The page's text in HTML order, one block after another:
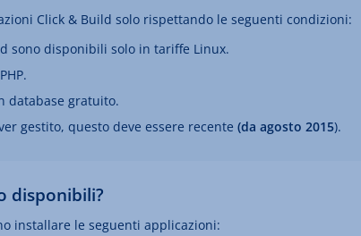
Click & Build solo rispettando le seguenti condizioni:
sono disponibili solo in tariffe Linux.
database gratuito.
gestito, questo deve essere recente (da agosto 2015).
disponibili?
installare le seguenti applicazioni: